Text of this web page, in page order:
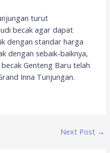
turut
becak agar dapat
dengan standar harga
dengan sebaik-baiknya,
Genteng Baru telah
Inna Tunjungan.
Next Post →